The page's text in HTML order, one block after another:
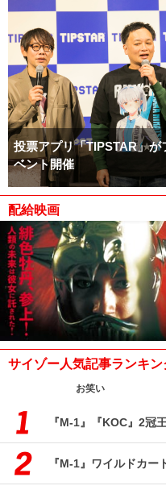
投票アプリ「TIPSTAR」が
ベント開催
配給映画
サイゾー人気記事ランキン
お笑い
『M-1』『KOC』2冠
『M-1』ワイルドカ